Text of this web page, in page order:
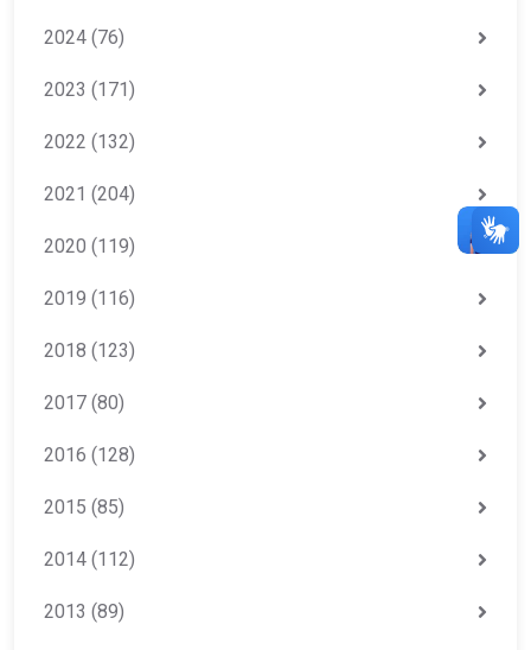
2024 (76)
2023 (171)
2022 (132)
2021 (204)
2020 (119)
2019 (116)
2018 (123)
2017 (80)
2016 (128)
2015 (85)
2014 (112)
2013 (89)